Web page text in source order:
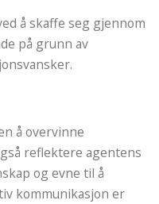
å skaffe seg gjennom
på grunn av
å overvinne
reflektere agentens
og evne til å
kommunikasjon er